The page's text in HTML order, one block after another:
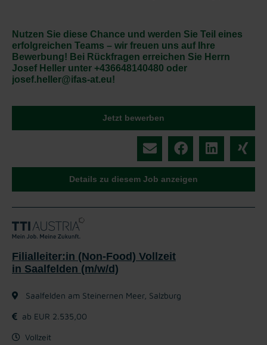
Nutzen Sie diese Chance und werden Sie Teil eines
erfolgreichen Teams – wir freuen uns auf Ihre
Bewerbung! Bei Rückfragen erreichen Sie Herrn
Josef Heller unter +436648140480 oder
josef.heller@ifas-at.eu!
Jetzt bewerben
Details zu diesem Job anzeigen
Filialleiter:in (Non-Food) Vollzeit
in Saalfelden (m/w/d)
Saalfelden am Steinernen Meer, Salzburg
ab EUR 2.535,00
Vollzeit